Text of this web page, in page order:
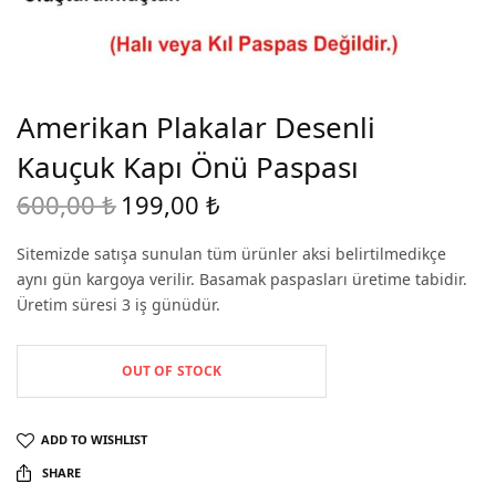
Amerikan Plakalar Desenli
Kauçuk Kapı Önü Paspası
600,00₺ Original
was:
600,00 ₺.
199,00₺
199,00 ₺.
Sitemizde satışa sunulan tüm ürünler aksi belirtilmedikçe
aynı gün kargoya verilir. Basamak paspasları üretime tabidir.
Üretim süresi 3 iş günüdür.
OUT OF STOCK
ADD TO WISHLIST
SHARE